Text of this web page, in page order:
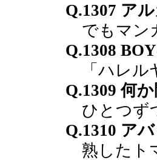
Q.1307 ア
でもマン
Q.1308
「ハレル
Q.1309 何
ひとつず
Q.1310 ア
熟したト